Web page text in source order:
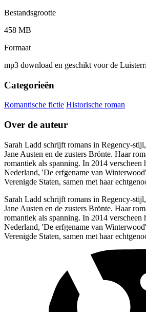
Bestandsgrootte
458 MB
Formaat
mp3 download en geschikt voor de
Categorieën
Romantische fictie Historische roman
Over de auteur
Sarah Ladd schrijft romans in Regency-
Jane Austen en de zusters Brönte. Haar
romantiek als spanning. In 2014 verscheen
Nederland, 'De erfgename van
Verenigde Staten, samen met haar
Sarah Ladd schrijft romans in Regency-
Jane Austen en de zusters Brönte. Haar
romantiek als spanning. In 2014 verscheen
Nederland, 'De erfgename van
Verenigde Staten, samen met haar